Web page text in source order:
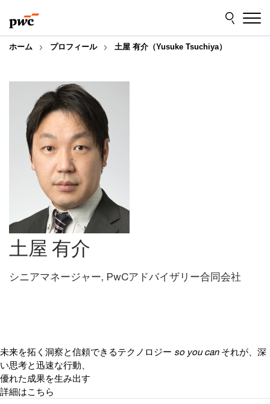
to
content
to
footer
ホーム プロフィール 土屋 有介（Yusuke Tsuchiya）
土屋 有介
シニアマネージャー, PwCアドバイザリー合同会社
未来を拓く洞察と信頼できるテクノロジー so you can それが、深
い思考と迅速な行動、
優れた成果を生み出す
詳細はこちら